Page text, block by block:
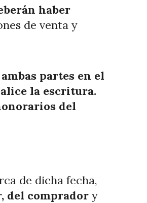
haber
de venta y
partes en el
la escritura.
del
de dicha fecha,
del comprador y